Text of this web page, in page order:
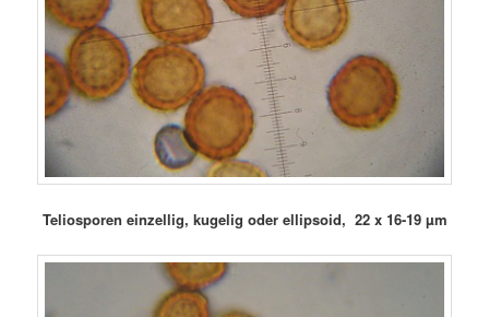
Teliosporen einzellig, kugelig oder ellipsoid, 22 x 16-19 µm